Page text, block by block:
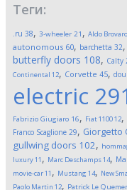
Теги:
.ru 38, 3-wheeler 21 , Aldo
autonomous 60, barchetta 32,
butterfly doors 108, Calty
Continental 12, Corvette 45,
electric
Fabrizio Giugiaro 16, Fiat 110012,
Franco Scaglione 29, Giorgetto
gullwing doors 102,
luxury11 , Marc Deschamps14,
movie-car11 , Mustang 14, New
Paolo Martin 12, Patrick Le